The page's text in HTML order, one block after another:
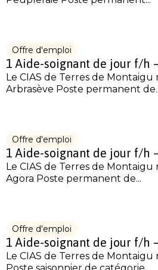
Offre d'emploi
1 Aide-soignant de jour f/h
Le CIAS de Terres de
Arbrasève Poste permanent
Offre d'emploi
1 Aide-soignant de jour f/h
Le CIAS de Terres de
Agora Poste permanent de...
Offre d'emploi
1 Aide-soignant de jour f/h
Le CIAS de Terres de